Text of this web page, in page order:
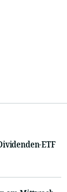
ETF